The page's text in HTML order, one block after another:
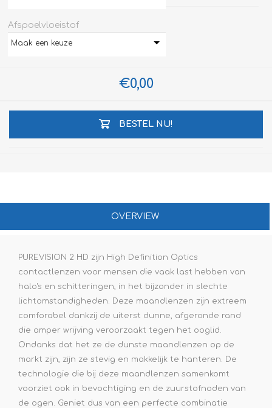
Afspoelvloeistof
Maak een keuze
€0,00
BESTEL NU!
OVERVIEW
PUREVISION 2 HD zijn High Definition Optics
contactlenzen voor mensen die vaak last hebben van
halo's en schitteringen, in het bijzonder in slechte
lichtomstandigheden. Deze maandlenzen zijn extreem
comforabel dankzij de uiterst dunne, afgeronde rand
die amper wrijving veroorzaakt tegen het ooglid.
Ondanks dat het ze de dunste maandlenzen op de
markt zijn, zijn ze stevig en makkelijk te hanteren. De
technologie die bij deze maandlenzen samenkomt
voorziet ook in bevochtiging en de zuurstofnoden van
de ogen. Geniet dus van een perfecte combinatie